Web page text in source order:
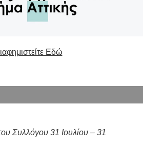
Εδώ
Συλλόγου 31 Ιουλίου – 31